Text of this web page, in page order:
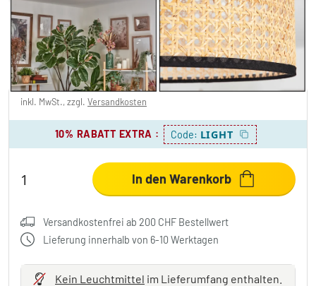
Schwarz, 1-flammig
-45% CHF 50.95
Sie sparenCHF 43.00 UVP:CHF 93.95
inkl. MwSt., zzgl. Versandkosten
10% RABATT EXTRA : Code: LIGHT
In den Warenkorb
Versandkostenfrei ab 200 CHF Bestellwert
Lieferung innerhalb von 6-10 Werktagen
Kein Leuchtmittel im Lieferumfang enthalten.